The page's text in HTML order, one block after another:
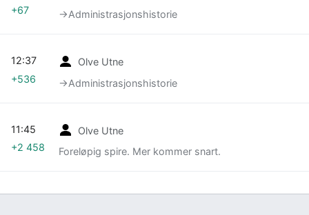
→‎Administrasjonshistorie
+67
Olve Utne
→‎Administrasjonshistorie
12:37
+536
Olve Utne
Foreløpig spire. Mer kommer snart.
11:45
+2 458